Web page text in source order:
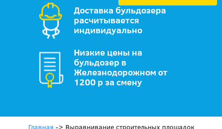
Доставка бульдозера
расчитывается
индивидуально
Низкие цены на
бульдозер в
Железнодорожном от
1200 р за смену
Главная -> Выравнивание строительных площадок